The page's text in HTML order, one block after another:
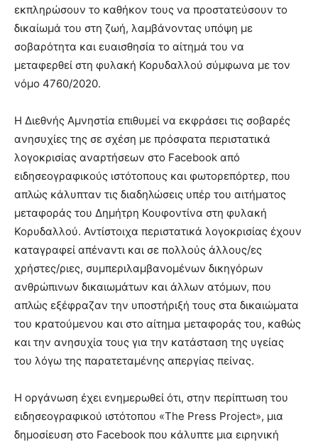
εκπληρώσουν το καθήκον τους να προστατεύσουν το
δικαίωμά του στη ζωή, λαμβάνοντας υπόψη με
σοβαρότητα και ευαισθησία το αίτημά του να
μεταφερθεί στη φυλακή Κορυδαλλού σύμφωνα με τον
νόμο 4760/2020.
Η Διεθνής Αμνηστία επιθυμεί να εκφράσει τις σοβαρές
ανησυχίες της σε σχέση με πρόσφατα περιστατικά
λογοκρισίας αναρτήσεων στο Facebook από
ειδησεογραφικούς ιστότοπους και φωτορεπόρτερ, που
απλώς κάλυπταν τις διαδηλώσεις υπέρ του αιτήματος
μεταφοράς του Δημήτρη Κουφοντίνα στη φυλακή
Κορυδαλλού. Αντίστοιχα περιστατικά λογοκρισίας έχουν
καταγραφεί απέναντι και σε πολλούς άλλους/ες
χρήστες/ριες, συμπεριλαμβανομένων δικηγόρων
ανθρώπινων δικαιωμάτων και άλλων ατόμων, που
απλώς εξέφραζαν την υποστήριξή τους στα δικαιώματα
του κρατούμενου και στο αίτημα μεταφοράς του, καθώς
και την ανησυχία τους για την κατάσταση της υγείας
του λόγω της παρατεταμένης απεργίας πείνας.
Η οργάνωση έχει ενημερωθεί ότι, στην περίπτωση του
ειδησεογραφικού ιστότοπου «The Press Project», μια
δημοσίευση στο Facebook που κάλυπτε μια ειρηνική